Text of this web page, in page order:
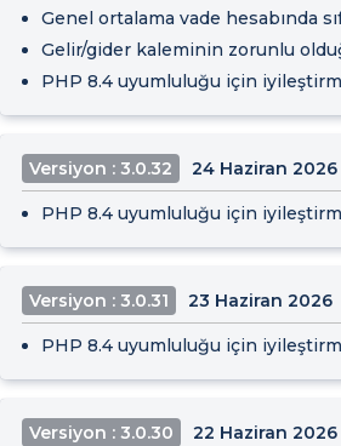
Genel ortalama vade hesabında
Gelir/gider kaleminin zorunlu
PHP 8.4 uyumluluğu için
Versiyon : 3.0.32 24 Haziran 2026
PHP 8.4 uyumluluğu için
Versiyon : 3.0.31 23 Haziran 2026
PHP 8.4 uyumluluğu için
Versiyon : 3.0.30 22 Haziran 2026